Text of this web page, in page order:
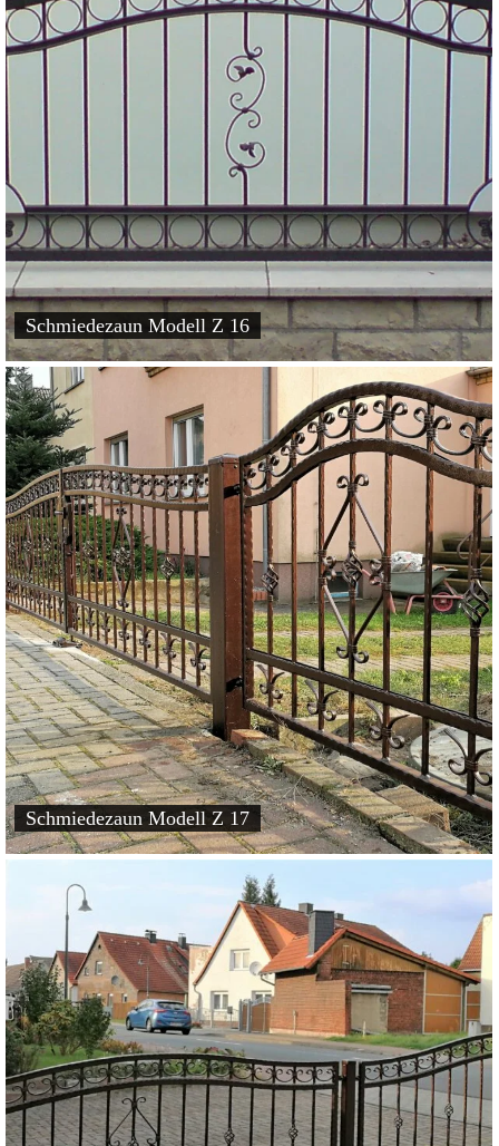
Schmiedezaun Modell Z 16
Schmiedezaun Modell Z 17